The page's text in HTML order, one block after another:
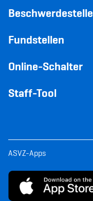
Beschwerdestelle
Fundstellen
Online-Schalter
Staff-Tool
ASVZ-Apps